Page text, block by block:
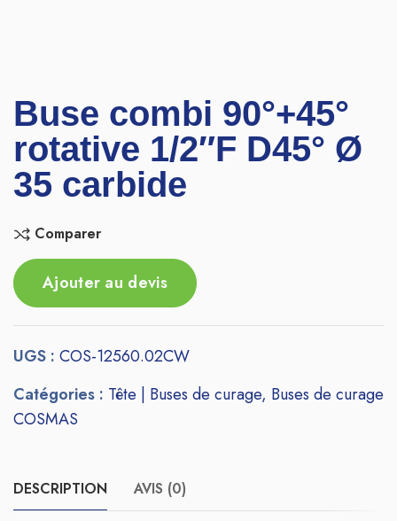
Buse combi 90°+45°
rotative 1/2″F D45° Ø
35 carbide
Comparer
Ajouter au devis
UGS : COS-12560.02CW
Catégories : Tête | Buses de curage, Buses de curage
COSMAS
DESCRIPTION AVIS (0)